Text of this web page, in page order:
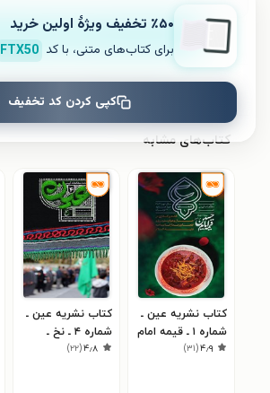
ثبت نظر
کتاب‌های مشابه
کتاب نشریه عین ـ
شماره ۱ ـ قیمه امام
حسین علیه السلام
۴٫۹(۳۱)
کتاب نشریه عین ـ
شماره ۴ ـ نخ ـ
تابستان ۱۴۰۳
۴٫۸(۲۲)
٪۵۰ تخفیف ویژۀ اولین خرید
برای کتاب‌های متنی، با کد FTX50
کپی کردن کد تخفیف